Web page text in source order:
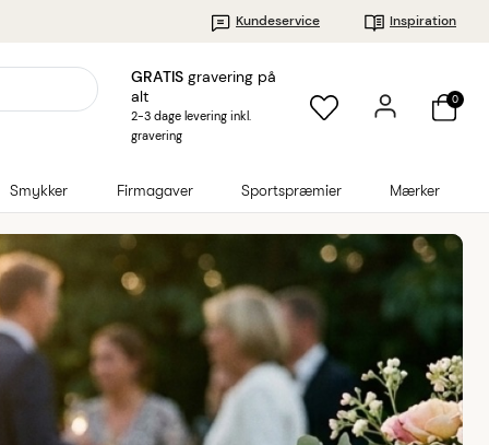
Inspiration
Kundeservice
GRATISgravering på
alt
2-3 dage levering inkl.
gravering
0
Smykker Firmagaver Sportspræmier Mærker